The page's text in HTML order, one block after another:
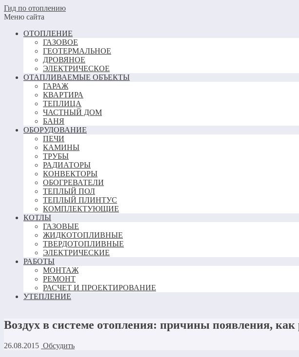
Гид по отоплению
Меню сайта
ОТОПЛЕНИЕ
ГАЗОВОЕ
ГЕОТЕРМАЛЬНОЕ
ДРОВЯНОЕ
ЭЛЕКТРИЧЕСКОЕ
ОТАПЛИВАЕМЫЕ ОБЪЕКТЫ
ГАРАЖ
КВАРТИРА
ТЕПЛИЦА
ЧАСТНЫЙ ДОМ
БАНЯ
ОБОРУДОВАНИЕ
ПЕЧИ
КАМИНЫ
ТРУБЫ
РАДИАТОРЫ
КОНВЕКТОРЫ
ОБОГРЕВАТЕЛИ
ТЕПЛЫЙ ПОЛ
ТЕПЛЫЙ ПЛИНТУС
КОМПЛЕКТУЮЩИЕ
КОТЛЫ
ГАЗОВЫЕ
ЖИДКОТОПЛИВНЫЕ
ТВЕРДОТОПЛИВНЫЕ
ЭЛЕКТРИЧЕСКИЕ
РАБОТЫ
МОНТАЖ
РЕМОНТ
РАСЧЕТ И ПРОЕКТИРОВАНИЕ
УТЕПЛЕНИЕ
Воздух в системе отопления: причины появления, как
26.08.2015 Обсудить